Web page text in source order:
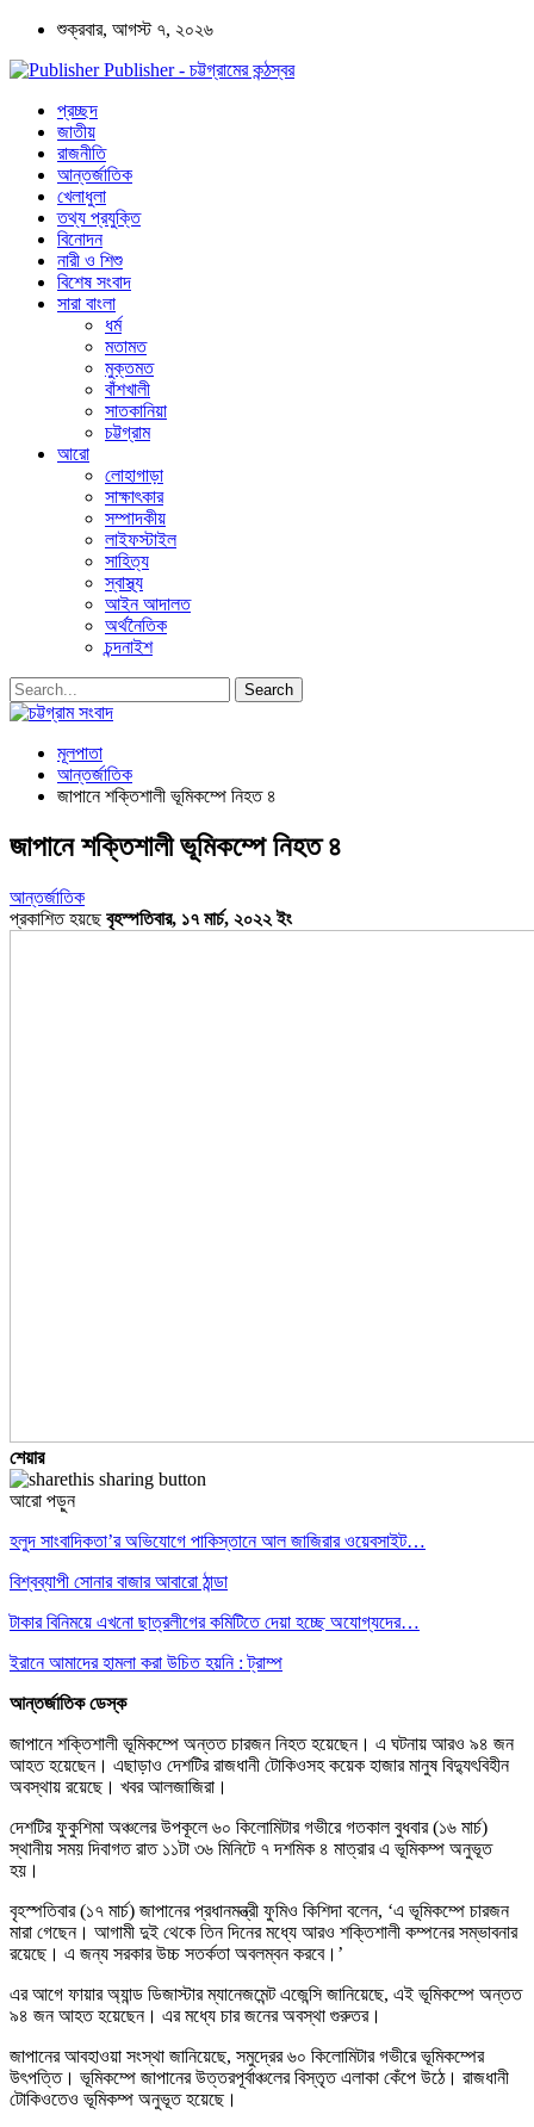
শুক্রবার, আগস্ট ৭, ২০২৬
Publisher - চট্টগ্রামের কন্ঠস্বর
প্রচ্ছদ
জাতীয়
রাজনীতি
আন্তর্জাতিক
খেলাধুলা
তথ্য প্রযুক্তি
বিনোদন
নারী ও শিশু
বিশেষ সংবাদ
সারা বাংলা
ধর্ম
মতামত
মুক্তমত
বাঁশখালী
সাতকানিয়া
চট্টগ্রাম
আরো
লোহাগাড়া
সাক্ষাৎকার
সম্পাদকীয়
লাইফস্টাইল
সাহিত্য
স্বাস্থ্য
আইন আদালত
অর্থনৈতিক
চন্দনাইশ
মূলপাতা
আন্তর্জাতিক
জাপানে শক্তিশালী ভূমিকম্পে নিহত ৪
জাপানে শক্তিশালী ভূমিকম্পে নিহত ৪
আন্তর্জাতিক
প্রকাশিত হয়ছেবৃহস্পতিবার, ১৭ মার্চ, ২০২২ ইং
শেয়ার
আরো পড়ুন
হলুদ সাংবাদিকতা’র অভিযোগে পাকিস্তানে আল জাজিরার ওয়েবসাইট…
বিশ্বব্যাপী সোনার বাজার আবারো ঠান্ডা
টাকার বিনিময়ে এখনো ছাত্রলীগের কমিটিতে দেয়া হচ্ছে অযোগ্যদের…
ইরানে আমাদের হামলা করা উচিত হয়নি : ট্রাম্প
আন্তর্জাতিক ডেস্ক
জাপানে শক্তিশালী ভূমিকম্পে অন্তত চারজন নিহত হয়েছেন। এ ঘটনায় আরও ৯৪ জন
আহত হয়েছেন। এছাড়াও দেশটির রাজধানী টোকিওসহ কয়েক হাজার মানুষ বিদ্যুৎবিহীন
অবস্থায় রয়েছে। খবর আলজাজিরা।
দেশটির ফুকুশিমা অঞ্চলের উপকূলে ৬০ কিলোমিটার গভীরে গতকাল বুধবার (১৬ মার্চ)
স্থানীয় সময় দিবাগত রাত ১১টা ৩৬ মিনিটে ৭ দশমিক ৪ মাত্রার এ ভূমিকম্প অনুভূত
হয়।
বৃহস্পতিবার (১৭ মার্চ) জাপানের প্রধানমন্ত্রী ফুমিও কিশিদা বলেন, ‘এ ভূমিকম্পে চারজন
মারা গেছেন। আগামী দুই থেকে তিন দিনের মধ্যে আরও শক্তিশালী কম্পনের সম্ভাবনার
রয়েছে। এ জন্য সরকার উচ্চ সতর্কতা অবলম্বন করবে।’
এর আগে ফায়ার অ্যান্ড ডিজাস্টার ম্যানেজমেন্ট এজেন্সি জানিয়েছে, এই ভূমিকম্পে অন্তত
৯৪ জন আহত হয়েছেন। এর মধ্যে চার জনের অবস্থা গুরুতর।
জাপানের আবহাওয়া সংস্থা জানিয়েছে, সমুদ্রের ৬০ কিলোমিটার গভীরে ভূমিকম্পের
উৎপত্তি। ভূমিকম্পে জাপানের উত্তরপূর্বাঞ্চলের বিস্তৃত এলাকা কেঁপে উঠে। রাজধানী
টোকিওতেও ভূমিকম্প অনুভূত হয়েছে।